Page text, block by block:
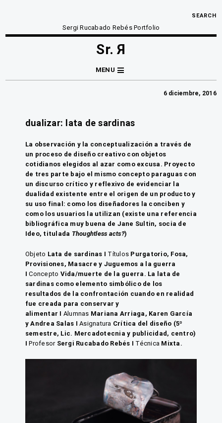
Sergi Rucabado Rebés Portfolio
SEARCH
Sr. Я
MENU
6 diciembre, 2016
dualizar: lata de sardinas
La observación y la conceptualización a través de
un proceso de diseño creativo con objetos
cotidianos elegidos al azar como excusa. Proyecto
de tres parte bajo el mismo concepto paraguas con
un discurso crítico y reflexivo de evidenciar la
dualidad existente entre el origen de un producto y
su uso final: como los diseñadores la conciben y
como los usuarios la utilizan (existe una referencia
bibliográfica muy buena de Jane Sultin, socia de
Ideo, titulada Thoughtless acts?)
Objeto Lata de sardinas I Títulos Purgatorio, Fosa,
Provisiones, Masacre y Juguemos a la guerra
I Concepto Vida/muerte de la guerra. La lata de
sardinas como elemento simbólico de los
resultados de la confrontación cuando en realidad
fue creada para conservar y
alimentar I Alumnas Mariana Arriaga, Karen García
y Andrea Salas I Asignatura Crítica del diseño (5º
semestre, Lic. Mercadotecnia y publicidad, centro)
IProfesor Sergi Rucabado Rebés I Técnica Mixta.